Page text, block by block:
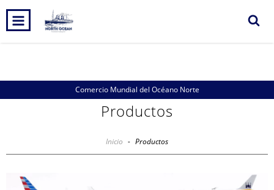
INICIO 0
Comercio Mundial del Océano Norte
Productos
Inicio - Productos